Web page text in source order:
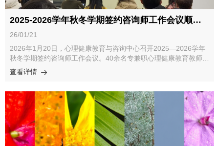
前大学生心理问题呈现复杂化、隐蔽化新特征，队伍面临任务重、
倦怠感强等现实挑战。他介绍了浙江大学在心理健康教育领域的探
索实践，表示学校正着力构建“全方位、全域化、全时化、全员
化”的“四全”心理健康教育工作体系。他期待与会专家围绕心理中心
职能定位、队伍管理、家校医社协同等议题深度交流、破解难题，
共同促进学生全面成长。 主题报告环节，两位嘉宾围绕中心管理
与校家医社协同两大维度分享了专业见解。西安交通大学学生心理
发展指导中心主任姚斌作了题为《高校心理健康教育中心的科学化
学化管理的六个方面，包括机构设置、人员分工、目标任务管理、
纪律规范、工作程序及激励机制，提出通过专业关照、职业发展支
持和日常关怀激发团队活力。华中科技大学心理健康教育中心主任
章劲元作了题为《创新形式，优化载体，形成机制——校家医社协
同的探索与实践》的报告。他结合教育部“健康第一”理念，分析了
当前心理危机隐蔽性增强、家庭功能不足等挑战，分享了本校在课
2025-2026学年秋冬学期签约咨询师工作会议顺利举行
26/01/21
2026年1月20日，心理健康教育与咨询中心召开2025—2026学年
秋冬学期签约咨询师工作会议。40余名专兼职心理健康教育教师参
加会议。会议围绕本学年心理咨询服务开展情况、专业胜任力提升
及队伍管理优化等议题展开。会议首先由负责签约咨询师工作的心
工作总结》报告，金真皓回顾了签约咨询师队伍的发展历程与现
状：目前团队总人数已突破40人，整体专业资质持续提升，注册系
统持证比例显著增长。本学期，签约咨询师共完成个体咨询占中心
总咨询量的五成以上。此外，老师们还积极参与新生访谈、动态测
评、功能室活动等多项工作，为构建全方位心理健康服务体系贡献
查看详情